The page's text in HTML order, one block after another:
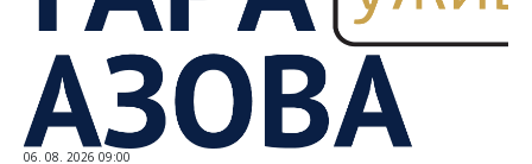
06. 08. 2026 09:00